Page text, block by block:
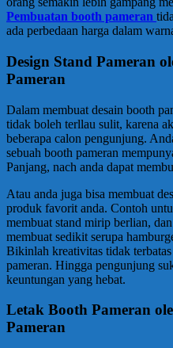
Pembuatan booth pameran
ada perbedaan harga dalam
Design Stand Pameran
Pameran
Dalam membuat desain booth
tidak boleh terllau sulit, karena
beberapa calon pengunjung.
sebuah booth pameran
Panjang, nach anda dapat
Atau anda juga bisa membuat
produk favorit anda. Contoh
membuat stand mirip berlian,
membuat sedikit serupa
Bikinlah kreativitas tidak
pameran. Hingga pengunjung
keuntungan yang hebat.
Letak Booth Pameran
Pameran